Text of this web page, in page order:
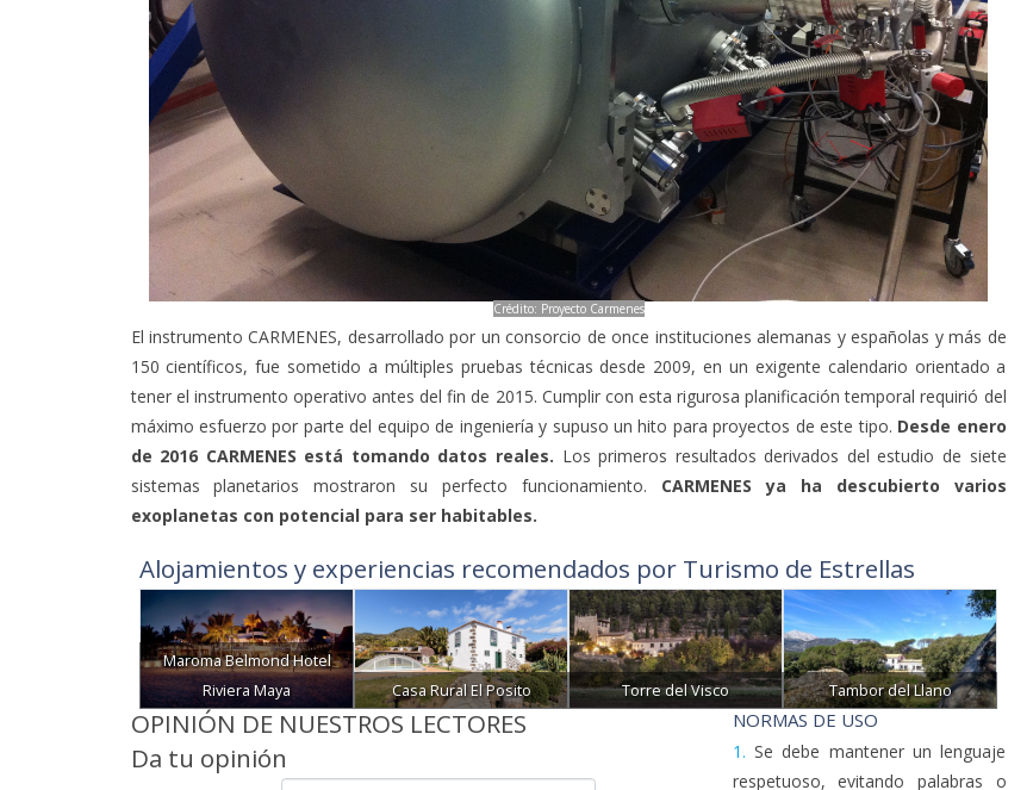
Crédito: Proyecto Carmenes
El instrumento CARMENES, desarrollado por un consorcio de once instituciones alemanas y españolas y más de
150 científicos, fue sometido a múltiples pruebas técnicas desde 2009, en un exigente calendario orientado a
tener el instrumento operativo antes del fin de 2015. Cumplir con esta rigurosa planificación temporal requirió del
máximo esfuerzo por parte del equipo de ingeniería y supuso un hito para proyectos de este tipo. Desde enero
de 2016 CARMENES está tomando datos reales.
Los primeros resultados derivados del estudio de siete
sistemas planetarios mostraron su perfecto funcionamiento. CARMENES ya ha descubierto varios
exoplanetas con potencial para ser habitables.
Alojamientos y experiencias recomendados por Turismo de Estrellas
Maroma Belmond Hotel
Riviera Maya
Casa Rural El Posito Torre del Visco Tambor del Llano
OPINIÓN DE NUESTROS LECTORES
Da tu opinión
NORMAS DE USO
1.
Se debe mantener un lenguaje
respetuoso, evitando palabras o